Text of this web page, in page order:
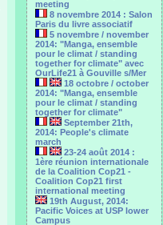
meeting
8 novembre 2014 : Salon
Paris du livre associatif
5 novembre / november
2014: "Manga, ensemble
pour le climat / standing
together for climate" avec
OurLife21 à Gouville s/Mer
18 octobre / october
2014: "Manga, ensemble
pour le ‎climat / standing
together for climate"
September 21th,
2014: People's climate
march
23-24 août 2014 :
1ère réunion internationale
de la Coalition Cop21 -
Coalition Cop21 first
international meeting
19th August, 2014:
Pacific Voices at USP lower
Campus